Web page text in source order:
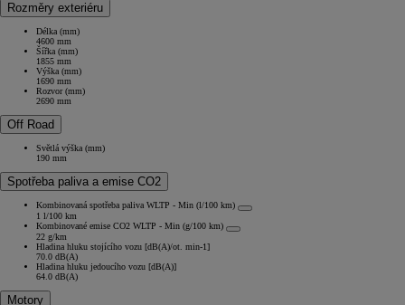
Rozměry exteriéru
Délka (mm)
4600 mm
Šířka (mm)
1855 mm
Výška (mm)
1690 mm
Rozvor (mm)
2690 mm
Off Road
Světlá výška (mm)
190 mm
Spotřeba paliva a emise CO2
Kombinovaná spotřeba paliva WLTP - Min (l/100 km)
1 l/100 km
Kombinované emise CO2 WLTP - Min (g/100 km)
22 g/km
Hladina hluku stojícího vozu [dB(A)/ot. min-1]
70.0 dB(A)
Hladina hluku jedoucího vozu [dB(A)]
64.0 dB(A)
Motory